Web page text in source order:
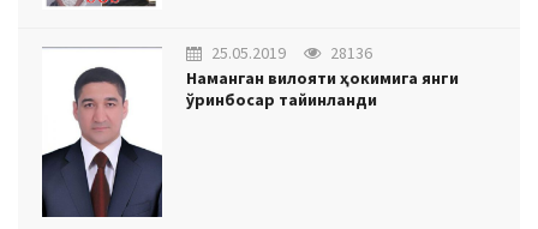
25.05.2019
28136
Наманган вилояти ҳокимига янги
ўринбосар тайинланди